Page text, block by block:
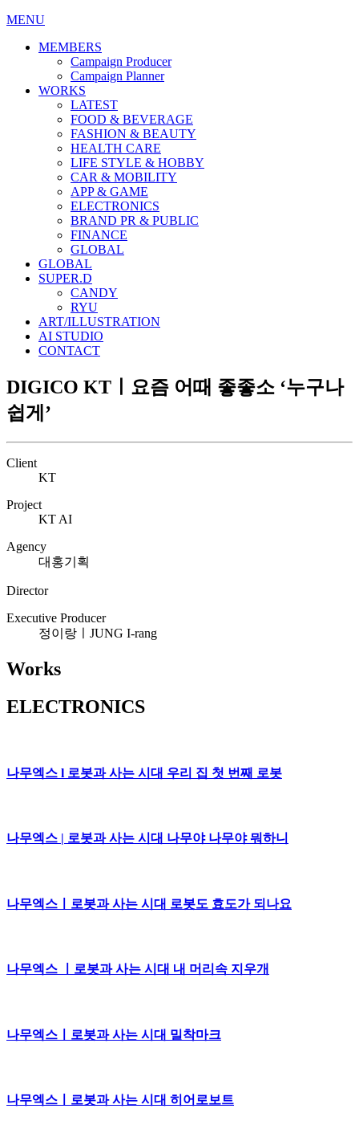
MENU
MEMBERS
Campaign Producer
Campaign Planner
WORKS
LATEST
FOOD & BEVERAGE
FASHION & BEAUTY
HEALTH CARE
LIFE STYLE & HOBBY
CAR & MOBILITY
APP & GAME
ELECTRONICS
BRAND PR & PUBLIC
FINANCE
GLOBAL
GLOBAL
SUPER.D
CANDY
RYU
ART/ILLUSTRATION
AI STUDIO
CONTACT
DIGICO KTㅣ요즘 어때 좋좋소 ‘누구나
쉽게’
Client
KT
Project
KT AI
Agency
대홍기획
Director
Executive Producer
정이랑ㅣJUNG I-rang
Works
ELECTRONICS
나무엑스 l 로봇과 사는 시대 우리 집 첫 번째 로봇
나무엑스 | 로봇과 사는 시대 나무야 나무야 뭐하니
나무엑스ㅣ로봇과 사는 시대 로봇도 효도가 되나요
나무엑스 ㅣ로봇과 사는 시대 내 머리속 지우개
나무엑스ㅣ로봇과 사는 시대 밀착마크
나무엑스ㅣ로봇과 사는 시대 히어로보트